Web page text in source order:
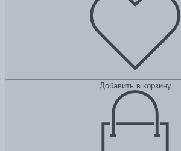
Добавить в корзину